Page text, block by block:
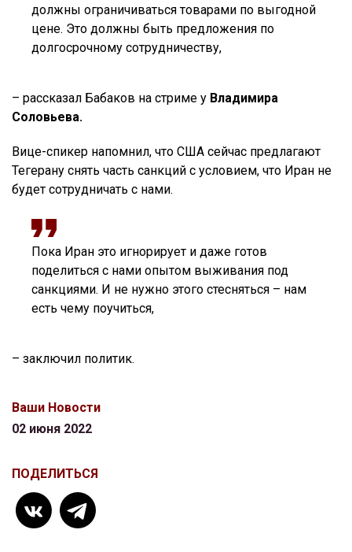
должны ограничиваться товарами по выгодной
цене. Это должны быть предложения по
долгосрочному сотрудничеству,
– рассказал Бабаков на стриме у Владимира
Соловьева.
Вице-спикер напомнил, что США сейчас предлагают
Тегерану снять часть санкций с условием, что Иран не
будет сотрудничать с нами.
Пока Иран это игнорирует и даже готов
поделиться с нами опытом выживания под
санкциями. И не нужно этого стесняться – нам
есть чему поучиться,
– заключил политик.
Ваши Новости
02 июня 2022
ПОДЕЛИТЬСЯ